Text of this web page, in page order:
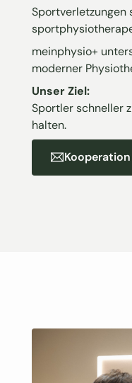
Sportverletzungen
meinphysio+
moderner
Unser Ziel:
Sportler schneller
halten.
Kooperation